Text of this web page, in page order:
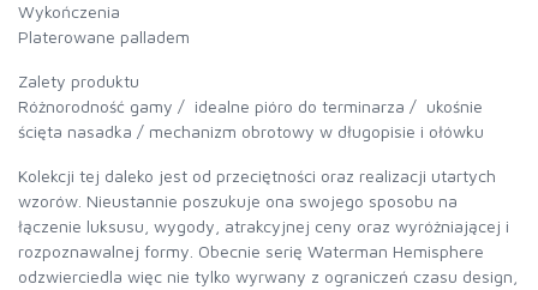
Wykończenia
Platerowane palladem
Zalety produktu
Różnorodność gamy / idealne pióro do terminarza / ukośnie
ścięta nasadka / mechanizm obrotowy w długopisie i ołówku
Kolekcji tej daleko jest od przeciętności oraz realizacji utartych
wzorów. Nieustannie poszukuje ona swojego sposobu na
łączenie luksusu, wygody, atrakcyjnej ceny oraz wyróżniającej i
rozpoznawalnej formy. Obecnie serię Waterman Hemisphere
odzwierciedla więc nie tylko wyrwany z ograniczeń czasu design,